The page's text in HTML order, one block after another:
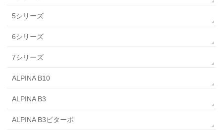
5シリーズ
6シリーズ
7シリーズ
ALPINA B10
ALPINA B3
ALPINA B3ビターボ